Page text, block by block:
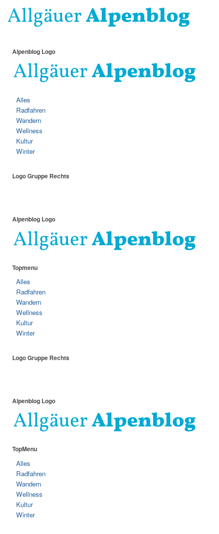
Alpenblog Logo
Alles
Radfahren
Wandern
Wellness
Kultur
Winter
Logo Gruppe Rechts
Alpenblog Logo
Topmenu
Alles
Radfahren
Wandern
Wellness
Kultur
Winter
Logo Gruppe Rechts
Alpenblog Logo
TopMenu
Alles
Radfahren
Wandern
Wellness
Kultur
Winter